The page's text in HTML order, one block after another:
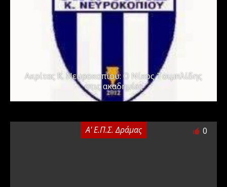
Ακρίτας Κ. Νευροκοπίου: Ο Νίκος Τσιμπλίδης
στις ακαδημίες
Α' Ε.Π.Σ. Δράμας 0